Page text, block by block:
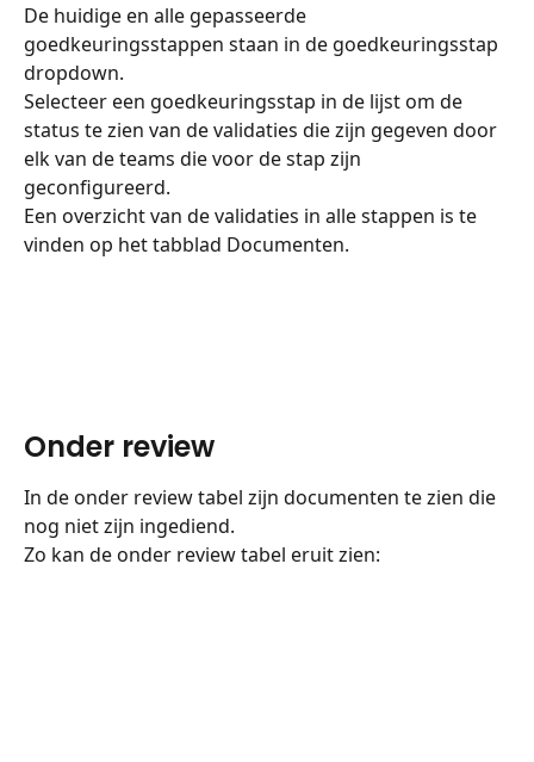
De huidige en alle gepasseerde
goedkeuringsstappen staan in de goedkeuringsstap
dropdown.
Selecteer een goedkeuringsstap in de lijst om de
status te zien van de validaties die zijn gegeven door
elk van de teams die voor de stap zijn
geconfigureerd.
Een overzicht van de validaties in alle stappen is te
vinden op het tabblad Documenten.
Onder review
In de onder review tabel zijn documenten te zien die
nog niet zijn ingediend.
Zo kan de onder review tabel eruit zien: